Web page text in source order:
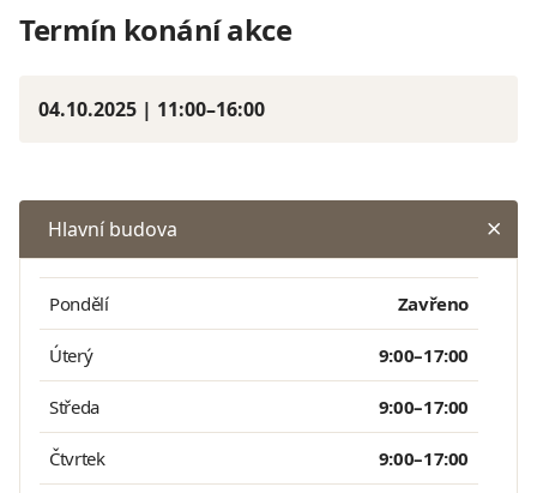
Termín konání akce
04.10.2025 | 11:00–16:00
Hlavní budova
Pondělí Zavřeno
Úterý 9:00–17:00
Středa 9:00–17:00
Čtvrtek 9:00–17:00